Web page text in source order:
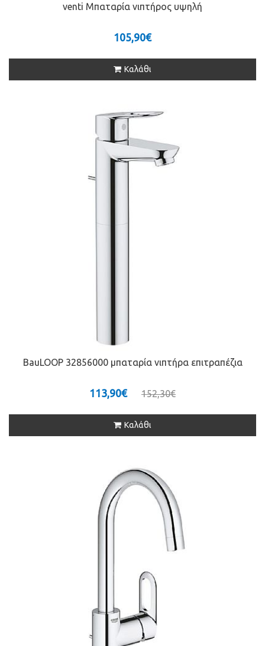
venti Μπαταρία νιπτήρος υψηλή
105,90€
Καλάθι
BauLOOP 32856000 μπαταρία νιπτήρα επιτραπέζια
113,90€ 152,30€
Καλάθι